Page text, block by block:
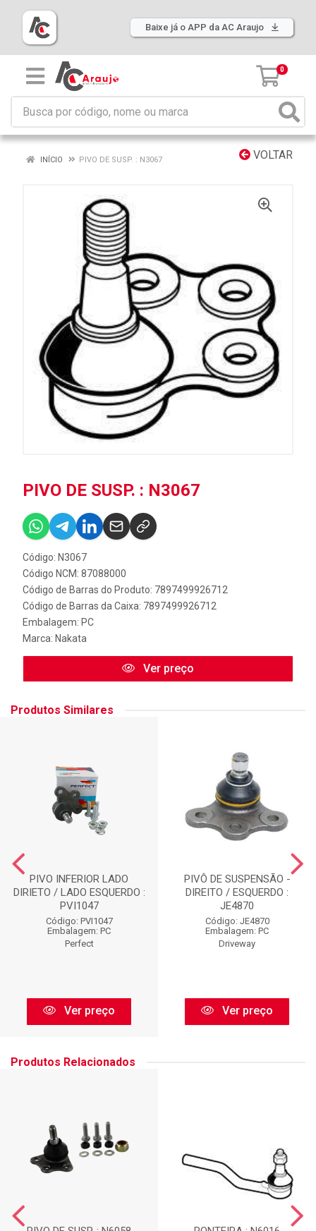
Baixe já o APP da AC Araujo
0
VOLTAR
INÍCIO PIVO DE SUSP. : N3067
PIVO DE SUSP. : N3067
Código: N3067
Código NCM: 87088000
Código de Barras do Produto: 7897499926712
Código de Barras da Caixa: 7897499926712
Embalagem: PC
Marca: Nakata
Ver preço
Produtos Similares
PIVO INFERIOR LADO
DIRIETO / LADO ESQUERDO :
PVI1047
Código: PVI1047
Embalagem: PC
Perfect
Ver preço
PIVÔ DE SUSPENSÃO -
DIREITO / ESQUERDO :
JE4870
Código: JE4870
Embalagem: PC
Driveway
Ver preço
Produtos Relacionados